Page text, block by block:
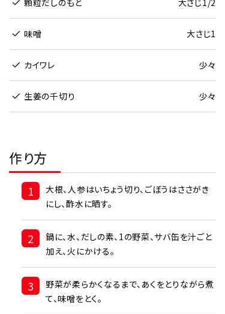
味噌 大さじ1
カイワレ 少々
生姜の千切り 少々
作り方
1
大根、人参はいちょう切り、ごぼうはささがき
にし、酢水に晒す。
2
鍋に、水、だしの素、1の野菜、サバ缶を汁ごと
加え、火にかける。
3
野菜が柔らかくなるまで、あくをとりながら煮
て、味噌をとく。